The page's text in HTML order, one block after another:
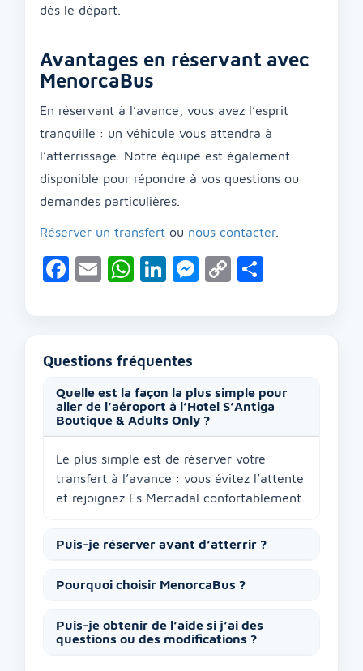
dès le départ.
Avantages en réservant avec
MenorcaBus
En réservant à l’avance, vous avez l’esprit
tranquille : un véhicule vous attendra à
l’atterrissage. Notre équipe est également
disponible pour répondre à vos questions ou
demandes particulières.
Réserver un transfert ou nous contacter.
Facebook
EmailWhatsApp
LinkedIn
Messenger
Copy
Questions fréquentes
Quelle est la façon la plus simple pour
aller de l’aéroport à l’Hotel S’Antiga
Boutique & Adults Only ?
Le plus simple est de réserver votre
transfert à l’avance : vous évitez l’attente
et rejoignez Es Mercadal confortablement.
Puis-je réserver avant d’atterrir ?
Pourquoi choisir MenorcaBus ?
Puis-je obtenir de l’aide si j’ai des
questions ou des modifications ?